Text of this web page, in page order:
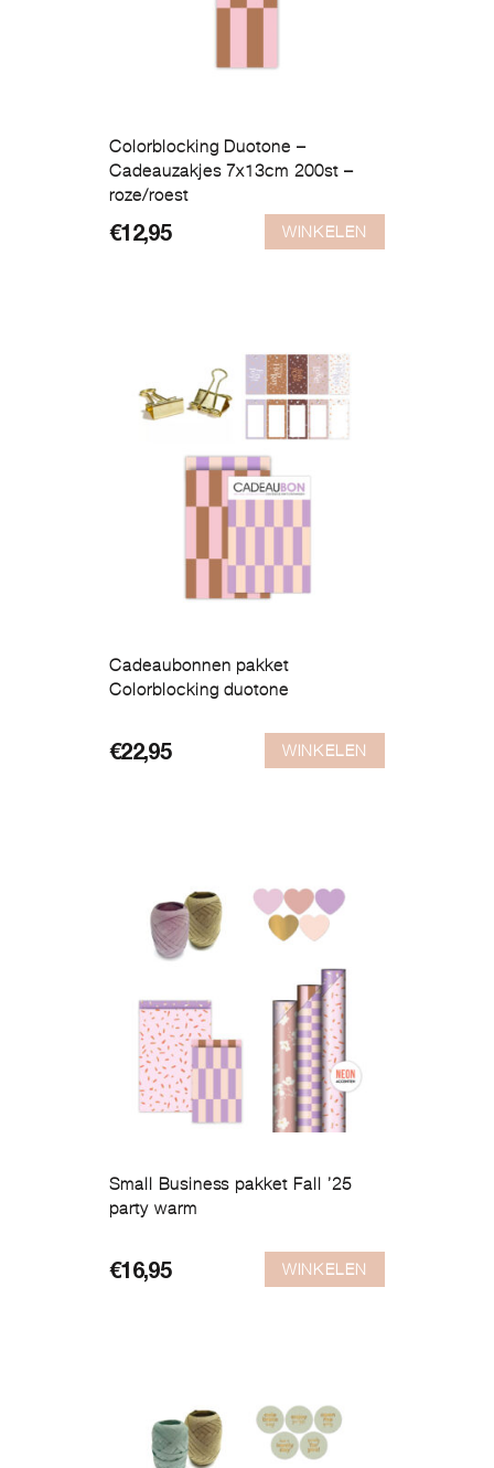
Colorblocking Duotone –
Cadeauzakjes 7x13cm 200st –
roze/roest
€12,95 WINKELEN
Cadeaubonnen pakket
Colorblocking duotone
€22,95 WINKELEN
Small Business pakket Fall ’25
party warm
€16,95 WINKELEN